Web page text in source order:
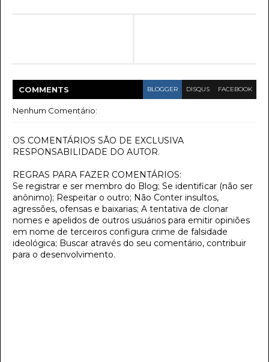
COMMENTS BLOGGER DISQUS FACEBOOK
Nenhum Comentário:
OS COMENTÁRIOS SÃO DE EXCLUSIVA
RESPONSABILIDADE DO AUTOR.
REGRAS PARA FAZER COMENTÁRIOS:
Se registrar e ser membro do Blog; Se identificar (não ser
anônimo); Respeitar o outro; Não Conter insultos,
agressões, ofensas e baixarias; A tentativa de clonar
nomes e apelidos de outros usuários para emitir opiniões
em nome de terceiros configura crime de falsidade
ideológica; Buscar através do seu comentário, contribuir
para o desenvolvimento.